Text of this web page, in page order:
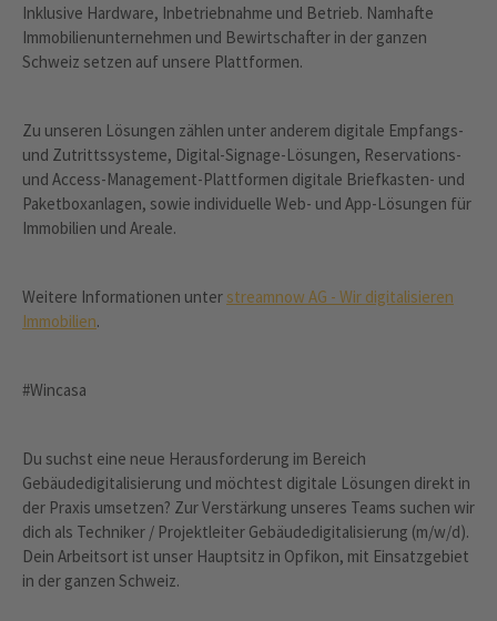
Inklusive Hardware, Inbetriebnahme und Betrieb. Namhafte
Immobilienunternehmen und Bewirtschafter in der ganzen
Schweiz setzen auf unsere Plattformen.
Zu unseren Lösungen zählen unter anderem digitale Empfangs-
und Zutrittssysteme, Digital-Signage-Lösungen, Reservations-
und Access-Management-Plattformen digitale Briefkasten- und
Paketboxanlagen, sowie individuelle Web- und App-Lösungen für
Immobilien und Areale.
Weitere Informationen unter streamnow AG - Wir digitalisieren
Immobilien.
#Wincasa
Du suchst eine neue Herausforderung im Bereich
Gebäudedigitalisierung und möchtest digitale Lösungen direkt in
der Praxis umsetzen? Zur Verstärkung unseres Teams suchen wir
dich als Techniker / Projektleiter Gebäudedigitalisierung (m/w/d).
Dein Arbeitsort ist unser Hauptsitz in Opfikon, mit Einsatzgebiet
in der ganzen Schweiz.